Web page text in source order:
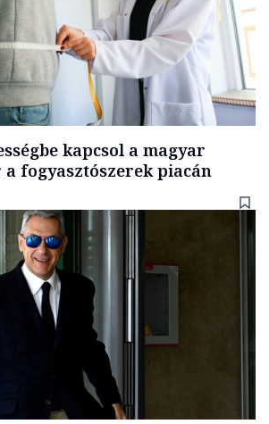
kapcsol a magyar
fogyasztószerek piacán